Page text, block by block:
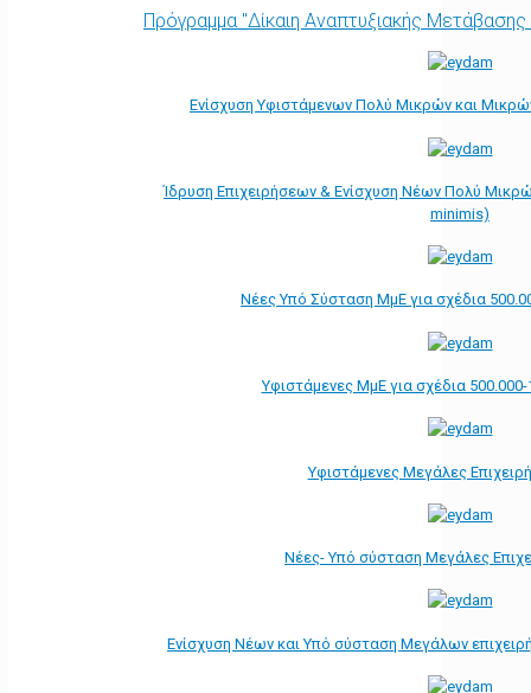
Πρόγραμμα "Δίκαιη Αναπτυξιακής
Ενίσχυση Υφιστάμενων Πολύ Μικρών και
Ίδρυση Επιχειρήσεων & Ενίσχυση Νέων Πολύ
minimis)
Νέες Υπό Σύσταση ΜμΕ για σχέδια
Υφιστάμενες ΜμΕ για σχέδια
Υφιστάμενες Μεγάλες
Νέες- Υπό σύσταση Μεγάλες
Ενίσχυση Νέων και Υπό σύσταση Μεγάλων